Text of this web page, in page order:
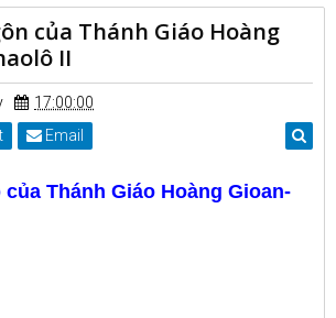
Giáo Hoàng Gioan Phaolô II
của Thánh Giáo Hoàng
II
17:00:00
Email
Thánh Giáo Hoàng Gioan-